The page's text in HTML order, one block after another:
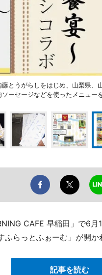
とうがらしをはじめ、山梨県
ーセージなどを使ったメニュー
CAFE 早稲田」で6
らっとふぉーむ」が開か
記事を読む